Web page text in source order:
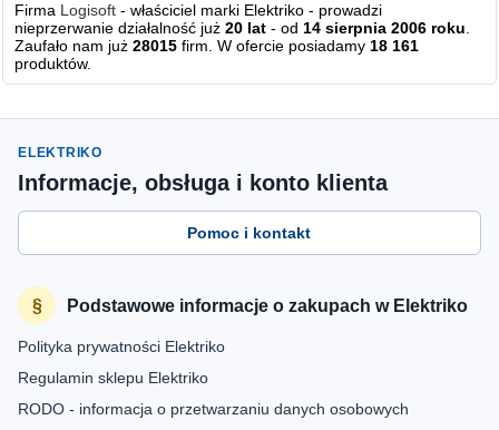
Firma Logisoft - właściciel marki Elektriko - prowadzi
nieprzerwanie działalność już20 lat - od14 sierpnia 2006 roku.
Zaufało nam już28015 firm. W ofercie posiadamy18 161
produktów.
ELEKTRIKO
Informacje, obsługa i konto klienta
Pomoc i kontakt
Podstawowe informacje o zakupach w Elektriko
Polityka prywatności Elektriko
Regulamin sklepu Elektriko
RODO - informacja o przetwarzaniu danych osobowych